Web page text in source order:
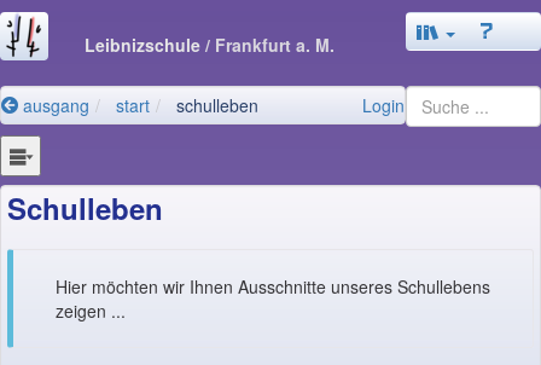
Leibnizschule / Frankfurt a. M.
ausgang start schulleben Login
Schulleben
Hier möchten wir Ihnen Ausschnitte unseres Schullebens
zeigen ...